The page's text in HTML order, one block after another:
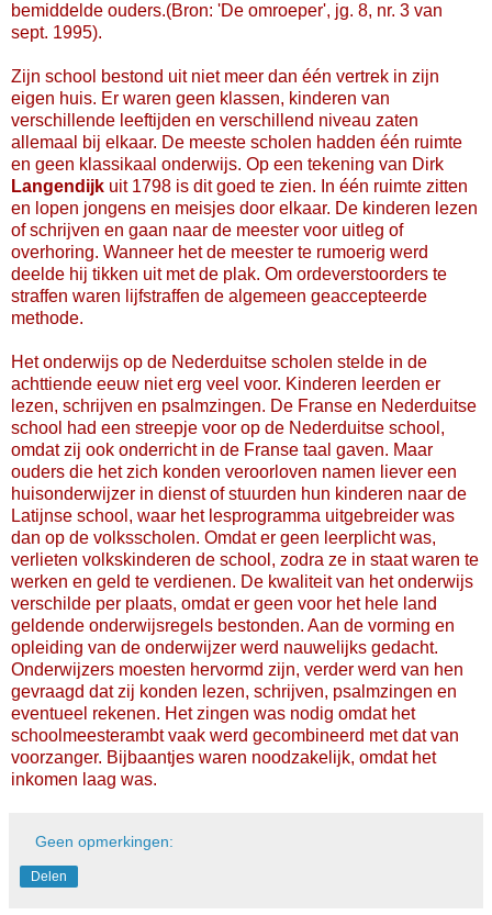
bemiddelde ouders.(Bron: 'De omroeper', jg. 8, nr. 3 van
sept. 1995).
Zijn school bestond uit niet meer dan één vertrek in zijn
eigen huis. Er waren geen klassen, kinderen van
verschillende leeftijden en verschillend niveau zaten
allemaal bij elkaar. De meeste scholen hadden één ruimte
en geen klassikaal onderwijs. Op een tekening van Dirk
Langendijk uit 1798 is dit goed te zien. In één ruimte zitten
en lopen jongens en meisjes door elkaar. De kinderen lezen
of schrijven en gaan naar de meester voor uitleg of
overhoring. Wanneer het de meester te rumoerig werd
deelde hij tikken uit met de plak. Om ordeverstoorders te
straffen waren lijfstraffen de algemeen geaccepteerde
methode.
Het onderwijs op de Nederduitse scholen stelde in de
achttiende eeuw niet erg veel voor. Kinderen leerden er
lezen, schrijven en psalmzingen. De Franse en Nederduitse
school had een streepje voor op de Nederduitse school,
omdat zij ook onderricht in de Franse taal gaven. Maar
ouders die het zich konden veroorloven namen liever een
huisonderwijzer in dienst of stuurden hun kinderen naar de
Latijnse school, waar het lesprogramma uitgebreider was
dan op de volksscholen. Omdat er geen leerplicht was,
verlieten volkskinderen de school, zodra ze in staat waren te
werken en geld te verdienen. De kwaliteit van het onderwijs
verschilde per plaats, omdat er geen voor het hele land
geldende onderwijsregels bestonden. Aan de vorming en
opleiding van de onderwijzer werd nauwelijks gedacht.
Onderwijzers moesten hervormd zijn, verder werd van hen
gevraagd dat zij konden lezen, schrijven, psalmzingen en
eventueel rekenen. Het zingen was nodig omdat het
schoolmeesterambt vaak werd gecombineerd met dat van
voorzanger. Bijbaantjes waren noodzakelijk, omdat het
inkomen laag was.
Geen opmerkingen:
Delen